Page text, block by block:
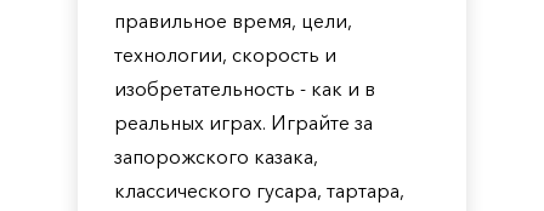
правильное время, цели,
технологии, скорость и
изобретательность - как и в
реальных играх. Играйте за
запорожского казака,
классического гусара, тартара,